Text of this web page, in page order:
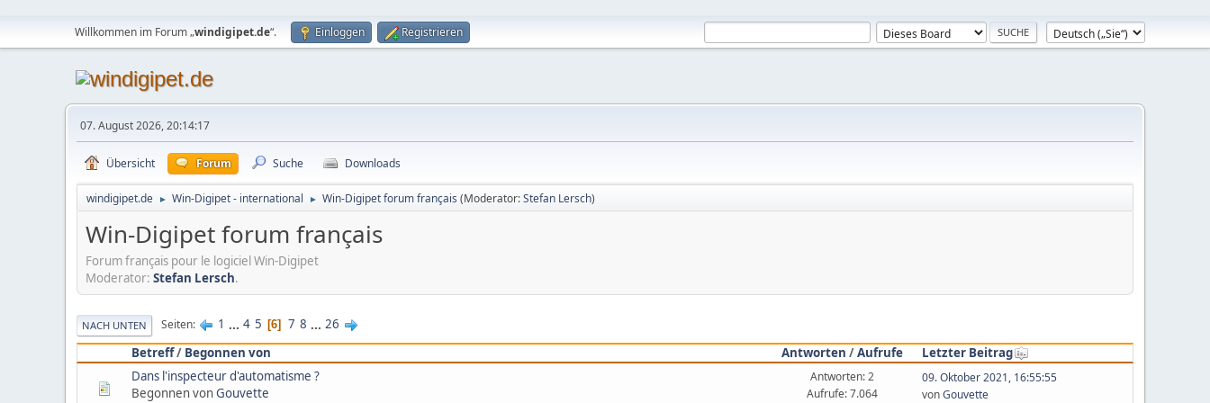
Willkommen im Forum „windigipet.de“. Einloggen Registrieren
07. August 2026, 20:14:17
Übersicht Forum Suche Downloads
windigipet.de ► Win-Digipet - international ► Win-Digipet forum français (Moderator:Stefan Lersch)
Win-Digipet forum français
Forum français pour le logiciel Win-Digipet
Moderator: Stefan Lersch.
NACH UNTEN Seiten 1 ... 4 5 6 7 8 ... 26
Betreff/ Begonnen von Antworten /Aufrufe
Letzter Beitrag
Dans l'inspecteur d'automatisme ?
Begonnen vonGouvette
Antworten: 2
Aufrufe: 7.064
09. Oktober 2021, 16:55:55
vonGouvette